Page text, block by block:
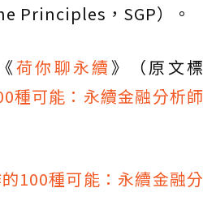
Principles，SGP）。
荷你聊永續 》（原文標
種可能：永續金融分析師
100種可能：永續金融分